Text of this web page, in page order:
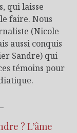
qui laisse
faire. Nous
(Nicole
aussi conquis
Sandre) qui
témoins pour
? L’âme